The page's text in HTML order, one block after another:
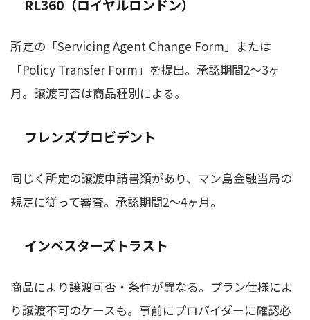
RL360（ロイヤルロンドン）
所定の「Servicing Agent Change Form」または
「Policy Transfer Form」を提出。承認期間2〜3ヶ
月。譲渡可否は商品種別による。
フレンズプロビデント
同じく所定の譲渡申請書類があり、マン島金融当局の
規定に従って審査。承認期間2〜4ヶ月。
インベスターズトラスト
商品により譲渡可否・条件が異なる。プラン仕様によ
り譲渡不可のケースも。事前にプロバイダーに確認必